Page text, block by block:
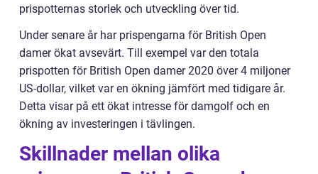
prispotternas storlek och utveckling över tid.
Under senare år har prispengarna för British Open
damer ökat avsevärt. Till exempel var den totala
prispotten för British Open damer 2020 över 4 miljoner
US-dollar, vilket var en ökning jämfört med tidigare år.
Detta visar på ett ökat intresse för damgolf och en
ökning av investeringen i tävlingen.
Skillnader mellan olika